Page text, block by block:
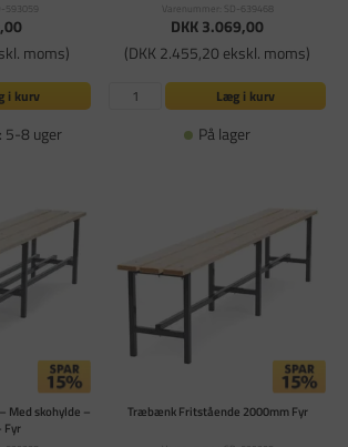
moms)
i kurv
5-8 uger
Varenummer: SD-639468
DKK 3.069,00
(DKK 2.455,20 ekskl. moms)
Læg i kurv
På lager
Med skohylde –
Fyr
Træbænk Fritstående 2000mm Fyr